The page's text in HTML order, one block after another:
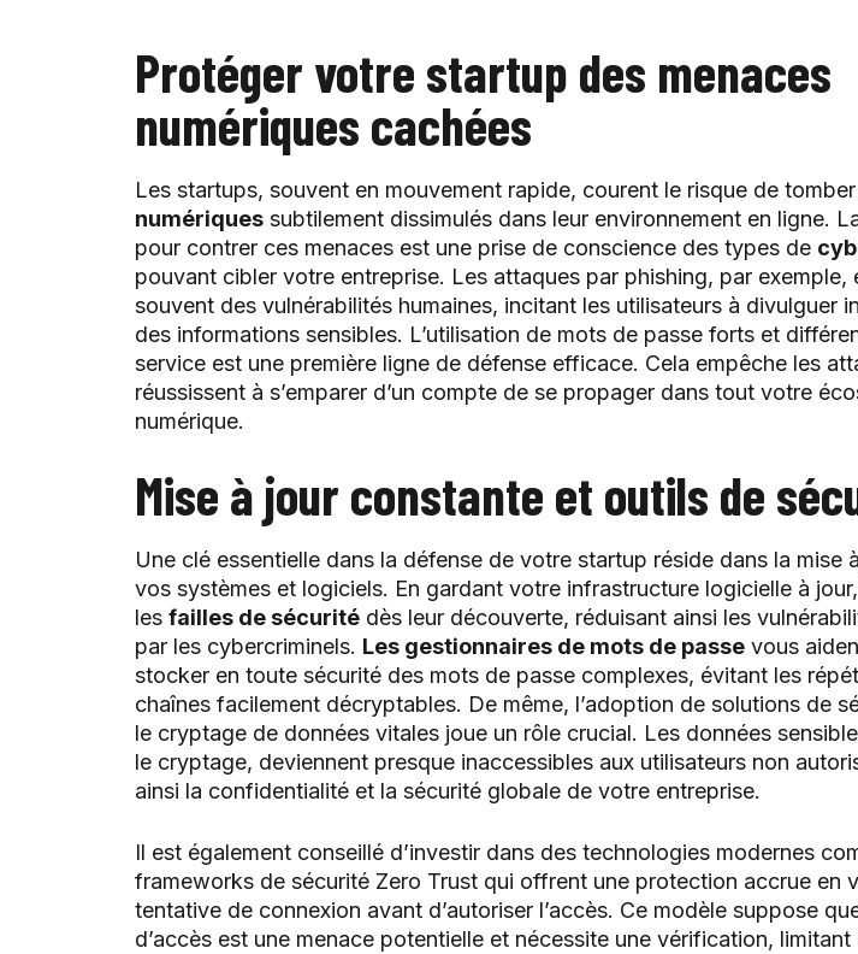
Protéger votre startup des menaces
numériques cachées
Les startups, souvent en mouvement rapide, courent le risque de
numériques subtilement dissimulés dans leur environnement en ligne.
pour contrer ces menaces est une prise de conscience des types de
pouvant cibler votre entreprise. Les attaques par phishing, par exemple,
souvent des vulnérabilités humaines, incitant les utilisateurs à divulguer
des informations sensibles. L’utilisation de mots de passe forts et
service est une première ligne de défense efficace. Cela empêche les
réussissent à s’emparer d’un compte de se propager dans tout votre
numérique.
Mise à jour constante et outils de
Une clé essentielle dans la défense de votre startup réside dans la mise
vos systèmes et logiciels. En gardant votre infrastructure logicielle à
les failles de sécurité dès leur découverte, réduisant ainsi les
par les cybercriminels. Les gestionnaires de mots de passe vous
stocker en toute sécurité des mots de passe complexes, évitant les
chaînes facilement décryptables. De même, l’adoption de solutions de
le cryptage de données vitales joue un rôle crucial. Les données
le cryptage, deviennent presque inaccessibles aux utilisateurs non
ainsi la confidentialité et la sécurité globale de votre entreprise.
Il est également conseillé d’investir dans des technologies modernes
frameworks de sécurité Zero Trust qui offrent une protection accrue en
tentative de connexion avant d’autoriser l’accès. Ce modèle suppose
d’accès est une menace potentielle et nécessite une vérification, limitant